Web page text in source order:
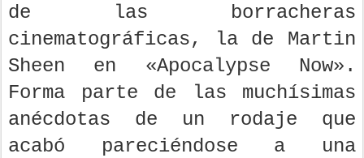
de las borracheras
cinematográficas, la de Martin
Sheen en «Apocalypse Now».
Forma parte de las muchísimas
anécdotas de un rodaje que
acabó pareciéndose a una